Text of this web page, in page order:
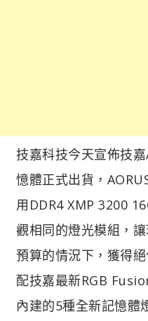
技嘉科技今天宣佈技
憶體正式出貨，
用DDR4 XMP 3200
觀相同的燈光模組，
預算的情況下，獲得
配技嘉最新RGB
內建的5種全新記憶體